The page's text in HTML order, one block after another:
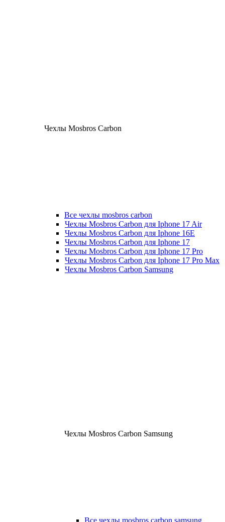
Чехлы Mosbros Carbon
Все чехлы mosbros carbon
Чехлы Mosbros Carbon для Iphone 17 Air
Чехлы Mosbros Carbon для Iphone 16E
Чехлы Mosbros Carbon для Iphone 17
Чехлы Mosbros Carbon для Iphone 17 Pro
Чехлы Mosbros Carbon для Iphone 17 Pro Max
Чехлы Mosbros Carbon Samsung
Чехлы Mosbros Carbon Samsung
Все чехлы mosbros carbon samsung